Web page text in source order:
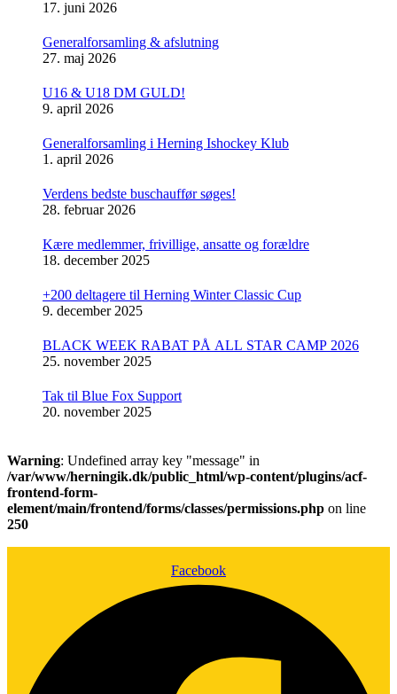
17. juni 2026
Generalforsamling & afslutning
27. maj 2026
U16 & U18 DM GULD!
9. april 2026
Generalforsamling i Herning Ishockey Klub
1. april 2026
Verdens bedste buschauffør søges!
28. februar 2026
Kære medlemmer, frivillige, ansatte og forældre
18. december 2025
+200 deltagere til Herning Winter Classic Cup
9. december 2025
BLACK WEEK RABAT PÅ ALL STAR CAMP 2026
25. november 2025
Tak til Blue Fox Support
20. november 2025
Warning: Undefined array key "message" in
/var/www/herningik.dk/public_html/wp-content/plugins/acf-
frontend-form-
element/main/frontend/forms/classes/permissions.php on line
250
Facebook